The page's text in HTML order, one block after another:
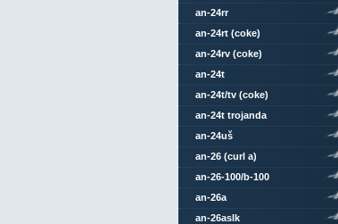
an-24rr
an-24rt (coke)
an-24rv (coke)
an-24t
an-24t/tv (coke)
an-24t trojanda
an-24uš
an-26 (curl a)
an-26-100/b-100
an-26a
an-26aslk